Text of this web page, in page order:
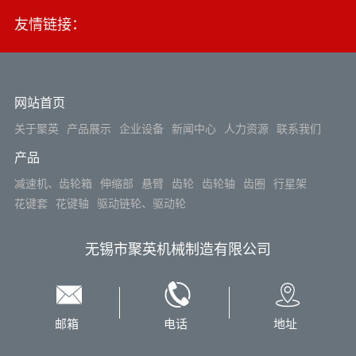
友情链接：
网站首页
关于聚英 产品展示 企业设备 新闻中心 人力资源 联系我们
产品
减速机、齿轮箱 伸缩部 悬臂 齿轮 齿轮轴 齿圈
行星架
花键套
花键轴 驱动链轮、驱动轮
无锡市聚英机械制造有限公司
邮箱 电话 地址